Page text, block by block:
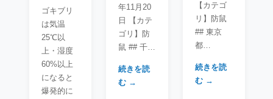
ゴキブリ
は気温
25℃以
上・湿度
60%以上
になると
爆発的に
年11月20
日 【カテ
ゴリ】防
鼠 ## 千…
続きを読
む →
【カテゴ
リ】防鼠
## 東京
都…
続きを読
む →